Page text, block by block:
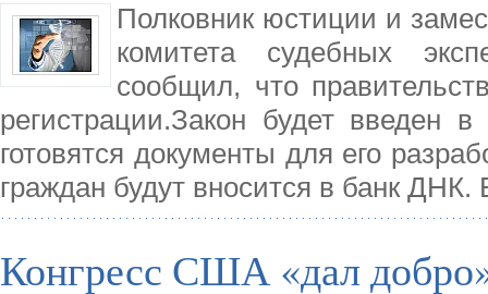
Полковник юстиции и
комитета судебных
сообщил, что
регистрации.Закон будет введен
готовятся документы для его
граждан будут вносится в банк ДНК.
Конгресс США «дал